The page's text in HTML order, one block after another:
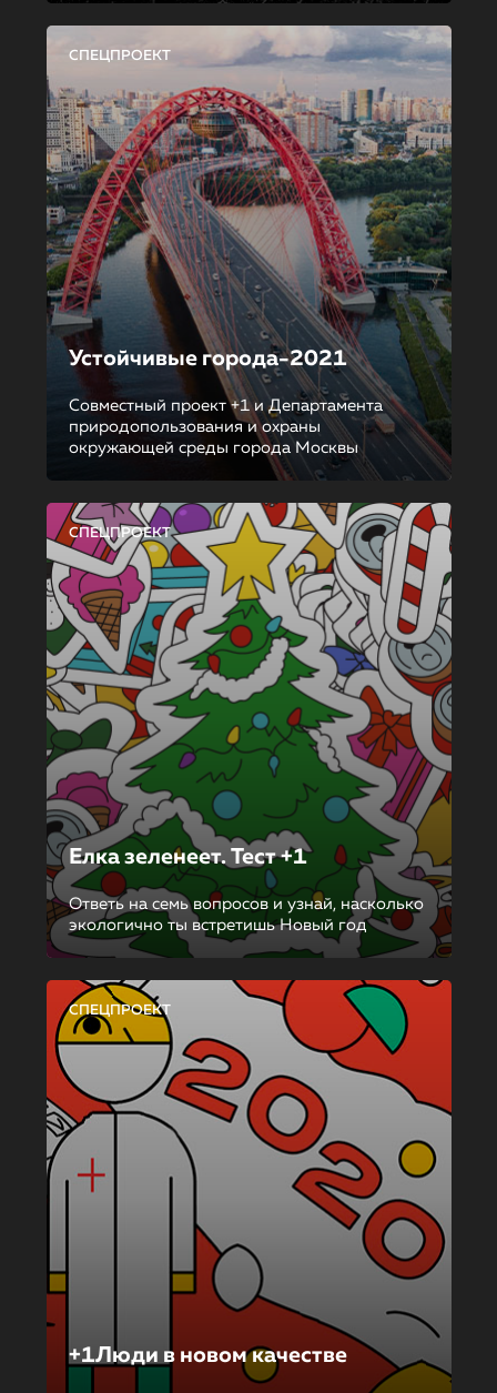
СПЕЦПРОЕКТ
Устойчивые города-2021
Совместный проект +1 и Департамента
природопользования и охраны
окружающей среды города Москвы
СПЕЦПРОЕКТ
Елка зеленеет. Тест +1
Ответь на семь вопросов и узнай, насколько
экологично ты встретишь Новый год
СПЕЦПРОЕКТ
+1Люди в новом качестве